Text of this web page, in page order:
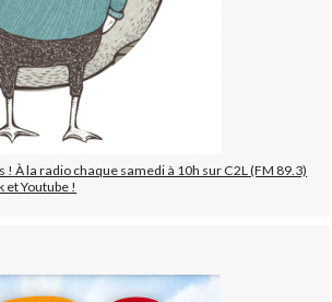
! À la radio chaque samedi à 10h sur C2L (FM 89.3)
et Youtube !